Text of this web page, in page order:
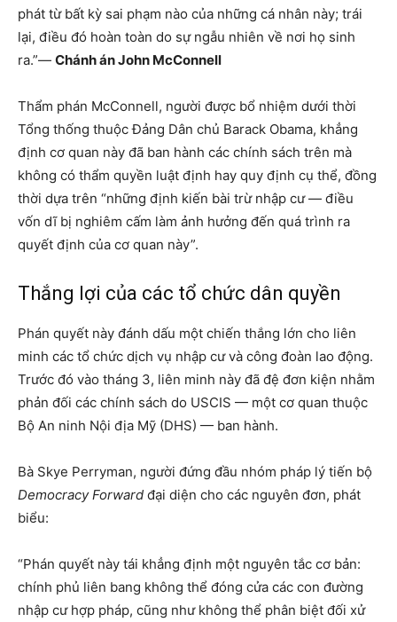
phát từ bất kỳ sai phạm nào của những cá nhân này; trái
lại, điều đó hoàn toàn do sự ngẫu nhiên về nơi họ sinh
ra.”— Chánh án John McConnell
Thẩm phán McConnell, người được bổ nhiệm dưới thời
Tổng thống thuộc Đảng Dân chủ Barack Obama, khẳng
định cơ quan này đã ban hành các chính sách trên mà
không có thẩm quyền luật định hay quy định cụ thể, đồng
thời dựa trên “những định kiến bài trừ nhập cư — điều
vốn dĩ bị nghiêm cấm làm ảnh hưởng đến quá trình ra
quyết định của cơ quan này”.
Thắng lợi của các tổ chức dân quyền
Phán quyết này đánh dấu một chiến thắng lớn cho liên
minh các tổ chức dịch vụ nhập cư và công đoàn lao động.
Trước đó vào tháng 3, liên minh này đã đệ đơn kiện nhằm
phản đối các chính sách do USCIS — một cơ quan thuộc
Bộ An ninh Nội địa Mỹ (DHS) — ban hành.
Bà Skye Perryman, người đứng đầu nhóm pháp lý tiến bộ
Democracy Forward đại diện cho các nguyên đơn, phát
biểu:
“Phán quyết này tái khẳng định một nguyên tắc cơ bản:
chính phủ liên bang không thể đóng cửa các con đường
nhập cư hợp pháp, cũng như không thể phân biệt đối xử